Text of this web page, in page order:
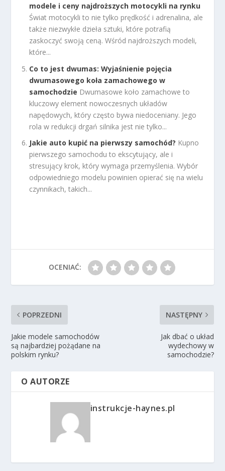
modele i ceny najdroższych motocykli na rynku
Świat motocykli to nie tylko prędkość i adrenalina, ale
także niezwykłe dzieła sztuki, które potrafią
zaskoczyć swoją ceną. Wśród najdroższych modeli,
które...
Co to jest dwumas: Wyjaśnienie pojęcia
dwumasowego koła zamachowego w
samochodzie Dwumasowe koło zamachowe to
kluczowy element nowoczesnych układów
napędowych, który często bywa niedoceniany. Jego
rola w redukcji drgań silnika jest nie tylko...
Jakie auto kupić na pierwszy samochód? Kupno
pierwszego samochodu to ekscytujący, ale i
stresujący krok, który wymaga przemyślenia. Wybór
odpowiedniego modelu powinien opierać się na wielu
czynnikach, takich...
OCENIAĆ:
POPRZEDNI
Jakie modele samochodów
są najbardziej pożądane na
polskim rynku?
NASTĘPNY
Jak dbać o układ
wydechowy w
samochodzie?
O AUTORZE
instrukcje-haynes.pl